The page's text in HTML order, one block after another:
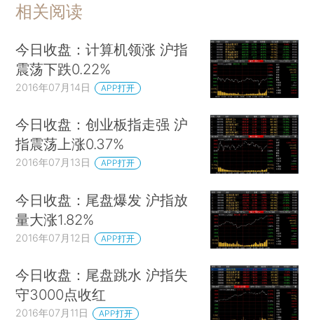
相关阅读
今日收盘：计算机领涨 沪指
震荡下跌0.22%
2016年07月14日 APP打开
今日收盘：创业板指走强 沪
指震荡上涨0.37%
2016年07月13日 APP打开
今日收盘：尾盘爆发 沪指放
量大涨1.82%
2016年07月12日 APP打开
今日收盘：尾盘跳水 沪指失
守3000点收红
2016年07月11日 APP打开